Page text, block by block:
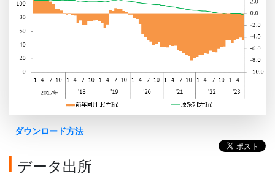
ダウンロード方法
データ出所